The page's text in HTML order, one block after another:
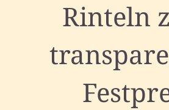
Rinteln